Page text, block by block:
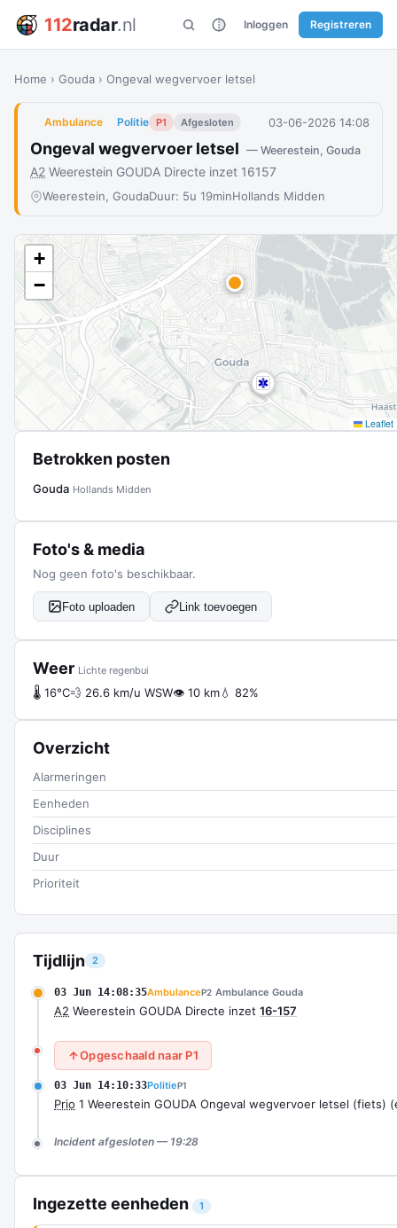
112radar.nl Inloggen Registreren
Home › Gouda › Ongeval wegvervoer letsel
Ambulance Politie P1 Afgesloten 03-06-2026 14:08
Ongeval wegvervoer letsel — Weerestein, Gouda
A2 Weerestein GOUDA Directe inzet 16157
Weerestein, GoudaDuur: 5u 19minHollands Midden
Tijdlijn 2
03 Jun 14:08:35AmbulanceP2 Ambulance Gouda
A2 Weerestein GOUDA Directe inzet 16-157
Opgeschaald naar P1
03 Jun 14:10:33PolitieP1
Prio 1 Weerestein GOUDA Ongeval wegvervoer letsel (fiets)
Incident afgesloten — 19:28
Ingezette eenheden 1
+
−
Leaflet
Betrokken posten
Gouda Hollands Midden
Foto's & media
Nog geen foto's beschikbaar.
Foto uploaden Link toevoegen
Weer Lichte regenbui
🌡 16°C💨 26.6 km/u WSW👁 10 km💧 82%
Overzicht
Alarmeringen
Eenheden
Disciplines
Duur
Prioriteit